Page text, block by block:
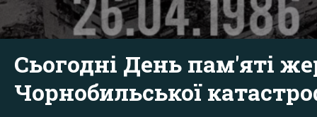
Сьогодні День пам'яті
Чорнобильської